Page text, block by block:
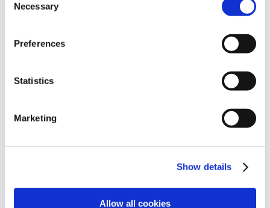
Selection
Necessary
Preferences
Statistics
Marketing
Show details
Allow all cookies
モンスターハンター モンでふぉ